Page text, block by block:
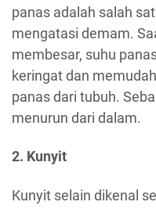
panas adalah salah
mengatasi demam.
membesar, suhu
keringat dan
panas dari tubuh.
menurun dari dalam.
2. Kunyit
Kunyit selain dikenal